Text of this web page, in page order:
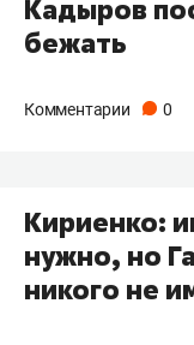
Кадыров
бежать
Комментарии 0
Кириенко:
нужно, но
никого не